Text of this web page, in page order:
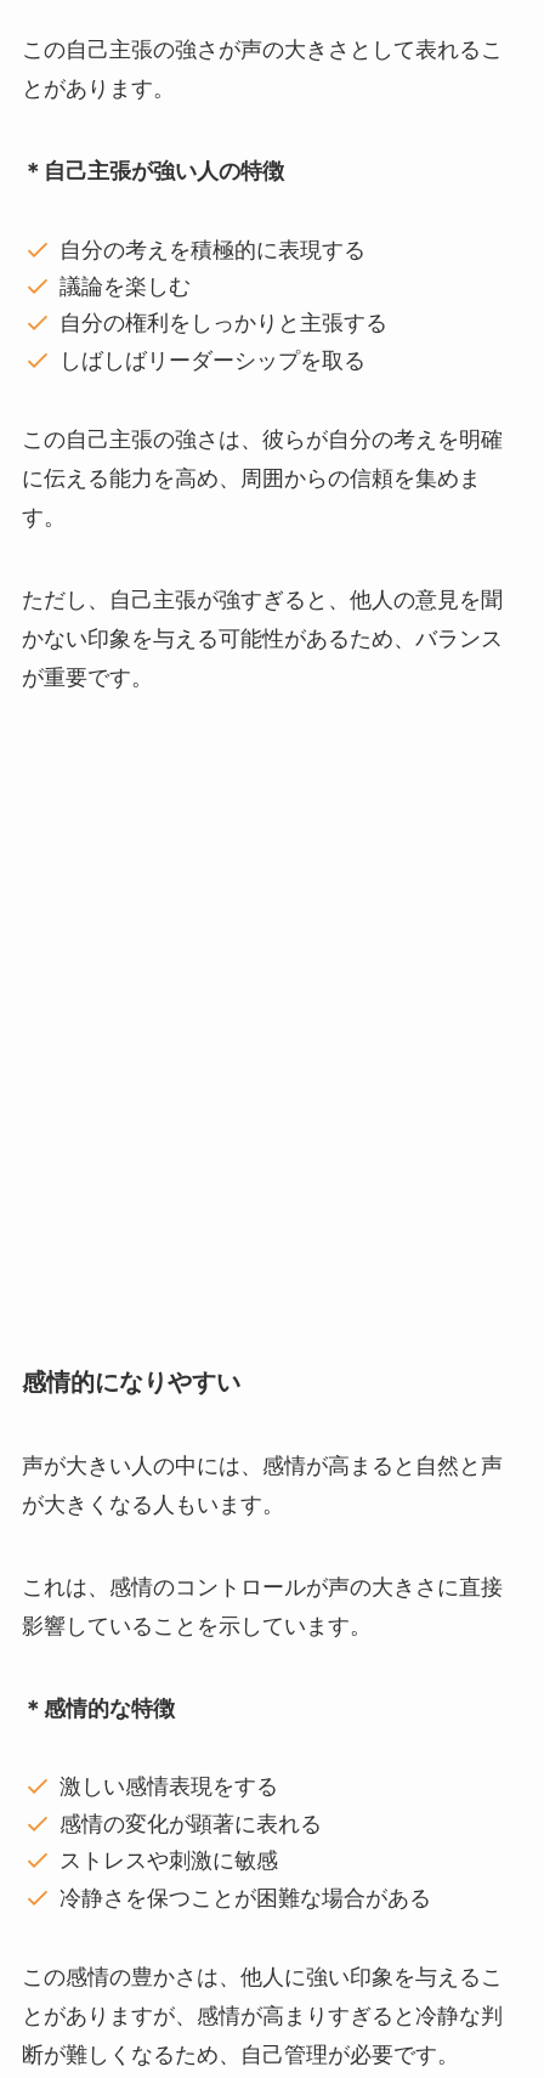
この自己主張の強さが声の大きさとして表れるこ
とがあります。
＊自己主張が強い人の特徴
自分の考えを積極的に表現する
議論を楽しむ
自分の権利をしっかりと主張する
しばしばリーダーシップを取る
この自己主張の強さは、彼らが自分の考えを明確
に伝える能力を高め、周囲からの信頼を集めま
す。
ただし、自己主張が強すぎると、他人の意見を聞
かない印象を与える可能性があるため、バランス
が重要です。
感情的になりやすい
声が大きい人の中には、感情が高まると自然と声
が大きくなる人もいます。
これは、感情のコントロールが声の大きさに直接
影響していることを示しています。
＊感情的な特徴
激しい感情表現をする
感情の変化が顕著に表れる
ストレスや刺激に敏感
冷静さを保つことが困難な場合がある
この感情の豊かさは、他人に強い印象を与えるこ
とがありますが、感情が高まりすぎると冷静な判
断が難しくなるため、自己管理が必要です。